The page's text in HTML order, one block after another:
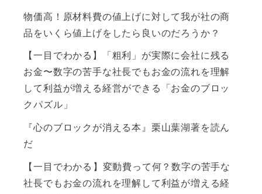
物価高！原材料費の値上げに対して我が社の商
品をいくら値上げをしたら良いのだろうか？
【一目でわかる】「粗利」が実際に会社に残る
お金〜数字の苦手な社長でもお金の流れを理解
して利益が増える経営ができる「お金のブロッ
クパズル」
『心のブロックが消える本』栗山葉湖著を読ん
だ
【一目でわかる】変動費って何？数字の苦手な
社長でもお金の流れを理解して利益が増える経